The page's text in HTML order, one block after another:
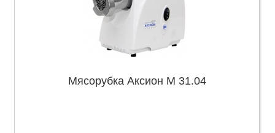
Мясорубка Аксион М 31.04